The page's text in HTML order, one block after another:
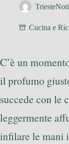
Cucina e
C’è un
il profumo
succede con le
leggermente
infilare le mani